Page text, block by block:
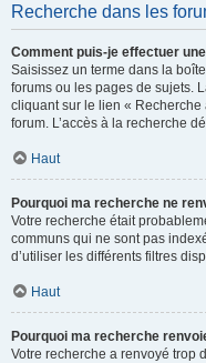
Recherche dans les
Comment puis-je effectuer
Saisissez un terme dans la
forums ou les pages de sujets.
cliquant sur le lien «
forum. L’accès à la recherche
Haut
Pourquoi ma recherche ne
Votre recherche était
communs qui ne sont pas
d’utiliser les différents filtres
Haut
Pourquoi ma recherche
Votre recherche a renvoyé trop